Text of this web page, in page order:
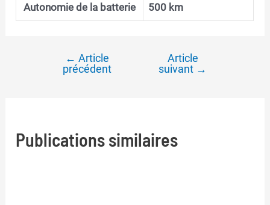
Autonomie de la batterie 500 km
Navigation
← Article
précédent
Article
suivant →
Publications similaires